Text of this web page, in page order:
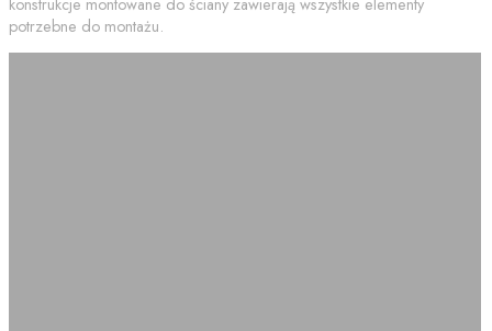
potrzebne do montażu.